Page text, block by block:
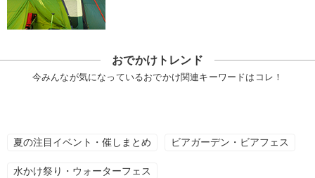
おでかけトレンド
今みんなが気になっているおでかけ関連キーワードはコレ！
夏の注目イベント・催しまとめ ビアガーデン・ビアフェス
水かけ祭り・ウォーターフェス